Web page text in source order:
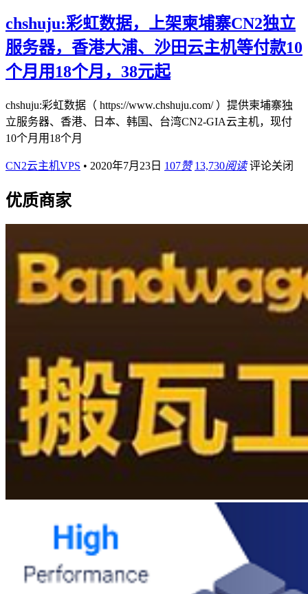
chshuju:彩虹数据，上架柬埔寨CN2独立
服务器，香港大浦、沙田云主机等付款10
个月用18个月，38元起
chshuju:彩虹数据（ https://www.chshuju.com/ ）提供柬埔寨独
立服务器、香港、日本、韩国、台湾CN2-GIA云主机，现付
10个月用18个月
CN2云主机VPS • 2020年7月23日 107赞 13,730阅读 评论关闭
优质商家